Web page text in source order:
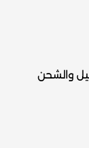
والشحن